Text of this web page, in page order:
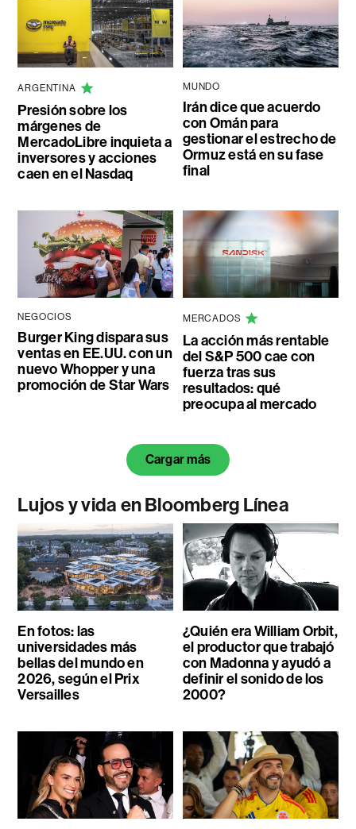
ARGENTINA
Presión sobre los
márgenes de
MercadoLibre inquieta a
inversores y acciones
caen en el Nasdaq
MUNDO
Irán dice que acuerdo
con Omán para
gestionar el estrecho de
Ormuz está en su fase
final
NEGOCIOS
Burger King dispara sus
ventas en EE.UU. con un
nuevo Whopper y una
promoción de Star Wars
MERCADOS
La acción más rentable
del S&P 500 cae con
fuerza tras sus
resultados: qué
preocupa al mercado
Cargar más
Lujos y vida en Bloomberg Línea
En fotos: las
universidades más
bellas del mundo en
2026, según el Prix
Versailles
¿Quién era William Orbit,
el productor que trabajó
con Madonna y ayudó a
definir el sonido de los
2000?